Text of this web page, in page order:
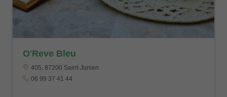
O'Reve Bleu
405, 87200 Saint-Junien
06 99 37 41 44